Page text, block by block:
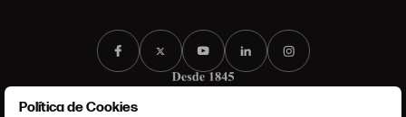
Política de Cookies